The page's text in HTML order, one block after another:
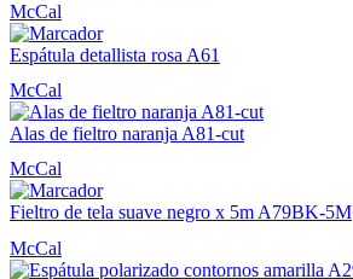
McCal
Espátula detallista rosa A61
McCal
Alas de fieltro naranja A81-cut
McCal
Fieltro de tela suave negro x 5m A79BK-5M
McCal